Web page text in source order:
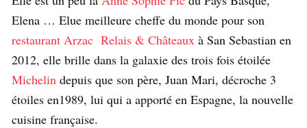
Elena … Elue meilleure cheffe du monde pour son
restaurant Arzac Relais & Châteaux à San Sebastian en
2012, elle brille dans la galaxie des trois fois étoilée
Michelin depuis que son père, Juan Mari, décroche 3
étoiles en1989, lui qui a apporté en Espagne, la nouvelle
cuisine française.